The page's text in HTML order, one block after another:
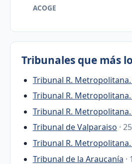
ACOGE
Tribunales que más
Tribunal R.
Tribunal R.
Tribunal R.
Tribunal de Valparaiso ·
Tribunal R.
Tribunal de la Araucanía ·